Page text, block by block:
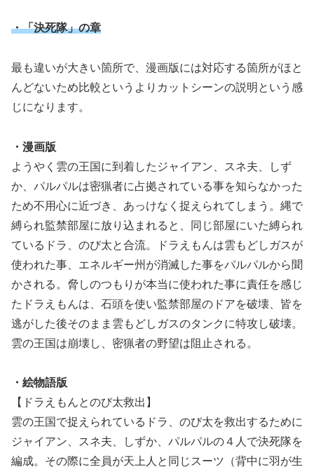
・「決死隊」の章
最も違いが大きい箇所で、漫画版には対応する箇所がほと
んどないため比較というよりカットシーンの説明という感
じになります。
・漫画版
ようやく雲の王国に到着したジャイアン、スネ夫、しず
か、パルパルは密猟者に占拠されている事を知らなかった
ため不用心に近づき、あっけなく捉えられてしまう。縄で
縛られ監禁部屋に放り込まれると、同じ部屋にいた縛られ
ているドラ、のび太と合流。ドラえもんは雲もどしガスが
使われた事、エネルギー州が消滅した事をパルパルから聞
かされる。脅しのつもりが本当に使われた事に責任を感じ
たドラえもんは、石頭を使い監禁部屋のドアを破壊、皆を
逃がした後そのまま雲もどしガスのタンクに特攻し破壊。
雲の王国は崩壊し、密猟者の野望は阻止される。
・絵物語版
【ドラえもんとのび太救出】
雲の王国で捉えられているドラ、のび太を救出するために
ジャイアン、スネ夫、しずか、パルパルの４人で決死隊を
編成。その際に全員が天上人と同じスーツ（背中に羽が生